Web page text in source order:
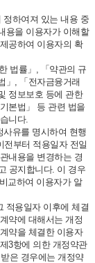
하여져 있는 내용 중
용을 이용자가 이해할
공하여 이용자의 확
법률」, 「약관의 규
」, 「전자금융거래
정보보호 등에 관한
본법」 등 관련 법을
니다.
유를 명시하여 현행
전부터 적용일자 전일
내용을 변경하는 경
공지합니다. 이 경우
교하여 이용자가 알
적용일자 이후에 체결
약에 대해서는 개정
약을 체결한 이용자
3항에 의한 개정약관
받은 경우에는 개정약